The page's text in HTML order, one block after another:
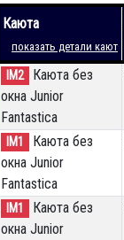
Каюта
показать детали кают
IM2
Каюта без
окна Junior
Fantastica
IM1
Каюта без
окна Junior
Fantastica
IM1
Каюта без
окна Junior